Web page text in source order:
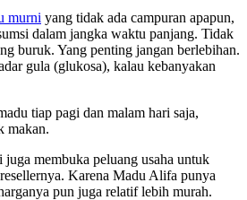
murni yang tidak ada campuran apapun,
dalam jangka waktu panjang. Tidak
buruk. Yang penting jangan berlebihan.
gula (glukosa), kalau kebanyakan
tiap pagi dan malam hari saja,
makan.
membuka peluang usaha untuk
Karena Madu Alifa punya
pun juga relatif lebih murah.